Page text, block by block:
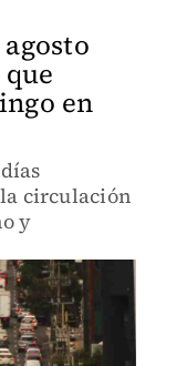
en
circulación
y